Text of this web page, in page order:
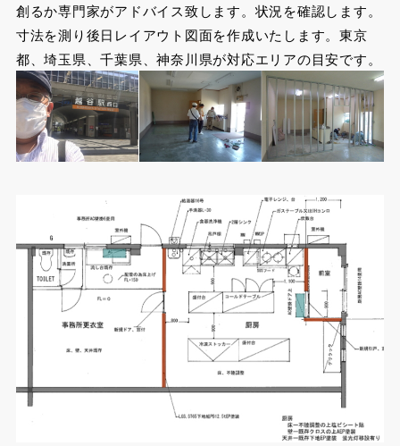
創るか専門家がアドバイス致します。状況を確認します。
寸法を測り後日レイアウト図面を作成いたします。東京
都、埼玉県、千葉県、神奈川県が対応エリアの目安です。